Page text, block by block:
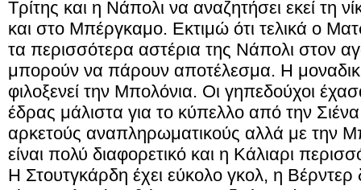
Τρίτης και η Νάπολι να αναζητήσει εκεί τη
και στο Μπέργκαμο. Εκτιμώ ότι τελικά ο
τα περισσότερα αστέρια της Νάπολι στον
μπορούν να πάρουν αποτέλεσμα. Η
φιλοξενεί την Μπολόνια. Οι γηπεδούχοι
έδρας μάλιστα για το κύπελλο από την
αρκετούς αναπληρωματικούς αλλά με την
είναι πολύ διαφορετικό και η Κάλιαρι
Η Στουτγκάρδη έχει εύκολο γκολ, η Βέρντερ